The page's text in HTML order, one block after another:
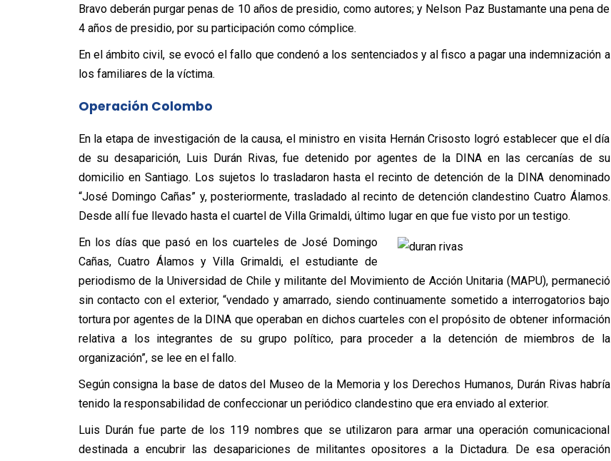
Bravo deberán purgar penas de 10 años de presidio, como autores; y Nelson Paz Bustamante una pena de
4 años de presidio, por su participación como cómplice.
En el ámbito civil, se evocó el fallo que condenó a los sentenciados y al fisco a pagar una indemnización a
los familiares de la víctima.
Operación Colombo
En la etapa de investigación de la causa, el ministro en visita Hernán Crisosto logró establecer que el día
de su desaparición, Luis Durán Rivas, fue detenido por agentes de la DINA en las cercanías de su
domicilio en Santiago. Los sujetos lo trasladaron hasta el recinto de detención de la DINA denominado
“José Domingo Cañas” y, posteriormente, trasladado al recinto de detención clandestino Cuatro Álamos.
Desde allí fue llevado hasta el cuartel de Villa Grimaldi, último lugar en que fue visto por un testigo.
En los días que pasó en los cuarteles de José Domingo
Cañas, Cuatro Álamos y Villa Grimaldi, el estudiante de
periodismo de la Universidad de Chile y militante del Movimiento de Acción Unitaria (MAPU), permaneció
sin contacto con el exterior, “vendado y amarrado, siendo continuamente sometido a interrogatorios bajo
tortura por agentes de la DINA que operaban en dichos cuarteles con el propósito de obtener información
relativa a los integrantes de su grupo político, para proceder a la detención de miembros de la
organización”, se lee en el fallo.
Según consigna la base de datos del Museo de la Memoria y los Derechos Humanos, Durán Rivas habría
tenido la responsabilidad de confeccionar un periódico clandestino que era enviado al exterior.
Luis Durán fue parte de los 119 nombres que se utilizaron para armar una operación comunicacional
destinada a encubrir las desapariciones de militantes opositores a la Dictadura. De esa operación